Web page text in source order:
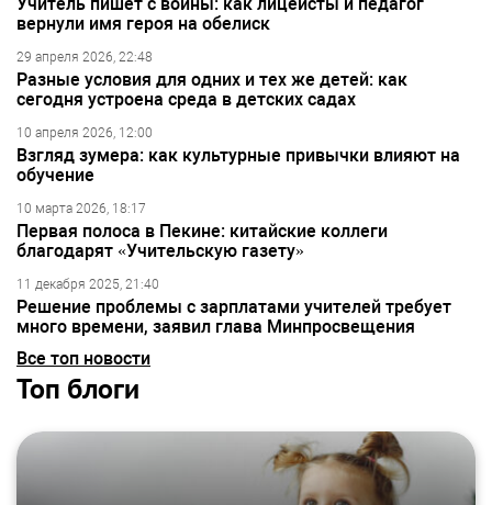
вернули имя героя на обелиск
29 апреля 2026, 22:48
Разные условия для одних и тех же детей: как
сегодня устроена среда в детских садах
10 апреля 2026, 12:00
Взгляд зумера: как культурные привычки влияют на
обучение
10 марта 2026, 18:17
Первая полоса в Пекине: китайские коллеги
благодарят «Учительскую газету»
11 декабря 2025, 21:40
Решение проблемы с зарплатами учителей требует
много времени, заявил глава Минпросвещения
Все топ новости
Топ блоги